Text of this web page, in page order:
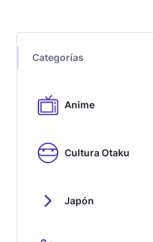
Categorías
Anime
Cultura Otaku
Japón